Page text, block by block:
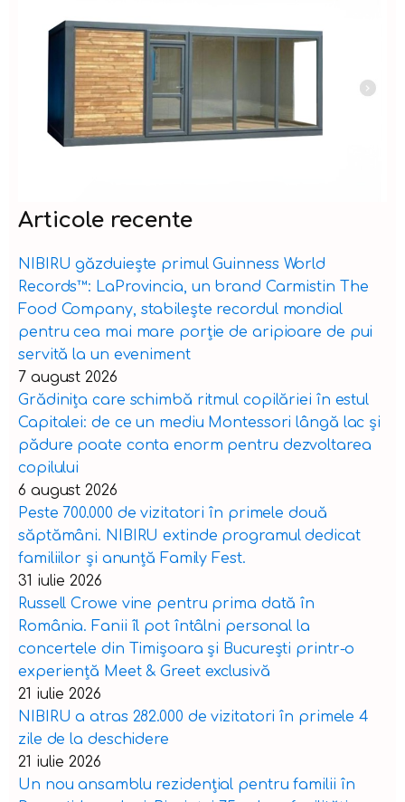
Articole recente
NIBIRU găzduiește primul Guinness World
Records™️: LaProvincia, un brand Carmistin The
Food Company, stabilește recordul mondial
pentru cea mai mare porție de aripioare de pui
servită la un eveniment
7 august 2026
Grădinița care schimbă ritmul copilăriei în estul
Capitalei: de ce un mediu Montessori lângă lac și
pădure poate conta enorm pentru dezvoltarea
copilului
6 august 2026
Peste 700.000 de vizitatori în primele două
săptămâni. NIBIRU extinde programul dedicat
familiilor și anunță Family Fest.
31 iulie 2026
Russell Crowe vine pentru prima dată în
România. Fanii îl pot întâlni personal la
concertele din Timișoara și București printr-o
experiență Meet & Greet exclusivă
21 iulie 2026
NIBIRU a atras 282.000 de vizitatori în primele 4
zile de la deschidere
21 iulie 2026
Un nou ansamblu rezidențial pentru familii în